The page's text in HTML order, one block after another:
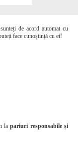
de acord automat cu
face cunoștință cu ei!
lapariuri responsabile și